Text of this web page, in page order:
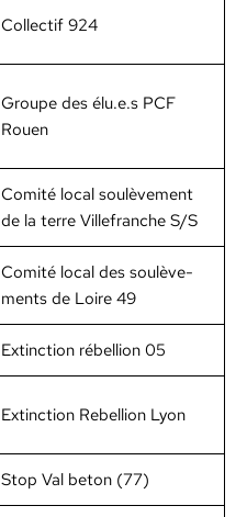
Col­lec­tif 924
Groupe des élu.e.s PCF
Rouen
Comité local soulève­ment
de la terre Ville­franche S/S
Comité local des soulève­
ments de Loire 49
Extinc­tion rébel­lion 05
Extinc­tion Rebel­lion Lyon
Stop Val beton (77)